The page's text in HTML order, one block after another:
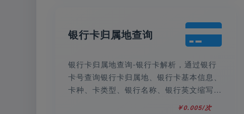
银行卡归属地查询
银行卡归属地查询-银行卡解析，通过银行
卡号查询银行卡归属地、银行卡基本信息、
卡种、卡类型、银行名称、银行英文缩写、
总行的联行号、电话等基本信息，支持国内
￥0.005/次